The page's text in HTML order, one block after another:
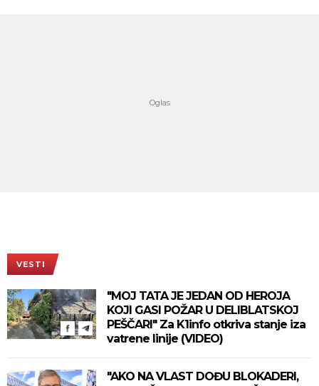
VESTI
"MOJ TATA JE JEDAN OD HEROJA
KOJI GASI POŽAR U DELIBLATSKOJ
PEŠČARI" Za K1info otkriva stanje iza
vatrene linije (VIDEO)
"AKO NA VLAST DOĐU BLOKADERI,